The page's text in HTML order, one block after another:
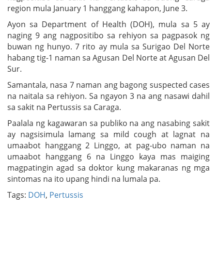
region mula January 1 hanggang kahapon, June 3.
Ayon sa Department of Health (DOH), mula sa 5 ay
naging 9 ang nagpositibo sa rehiyon sa pagpasok ng
buwan ng hunyo. 7 rito ay mula sa Surigao Del Norte
habang tig-1 naman sa Agusan Del Norte at Agusan Del
Sur.
Samantala, nasa 7 naman ang bagong suspected cases
na naitala sa rehiyon. Sa ngayon 3 na ang nasawi dahil
sa sakit na Pertussis sa Caraga.
Paalala ng kagawaran sa publiko na ang nasabing sakit
ay nagsisimula lamang sa mild cough at lagnat na
umaabot hanggang 2 Linggo, at pag-ubo naman na
umaabot hanggang 6 na Linggo kaya mas maiging
magpatingin agad sa doktor kung makaranas ng mga
sintomas na ito upang hindi na lumala pa.
Tags: DOH, Pertussis